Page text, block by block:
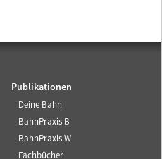
Publikationen
Deine Bahn
BahnPraxis B
BahnPraxis W
Fachbücher